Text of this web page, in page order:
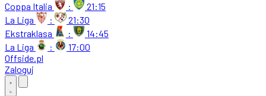
Coppa Italia
:
21:15
La Liga
:
21:30
Ekstraklasa
:
14:45
La Liga
:
17:00
Offside.pl
Zaloguj